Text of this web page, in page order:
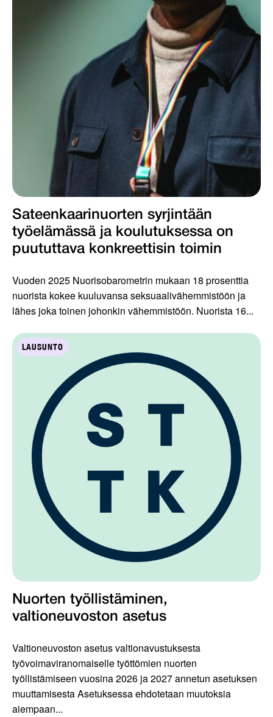
Sateenkaarinuorten syrjintään
työelämässä ja koulutuksessa on
puututtava konkreettisin toimin
Vuoden 2025 Nuorisobarometrin mukaan 18 prosenttia
nuorista kokee kuuluvansa seksuaalivähemmistöön ja
lähes joka toinen johonkin vähemmistöön. Nuorista 16...
LAUSUNTO
Nuorten työllistäminen,
valtioneuvoston asetus
Valtioneuvoston asetus valtionavustuksesta
työvoimaviranomaiselle työttömien nuorten
työllistämiseen vuosina 2026 ja 2027 annetun asetuksen
muuttamisesta Asetuksessa ehdotetaan muutoksia
aiempaan...